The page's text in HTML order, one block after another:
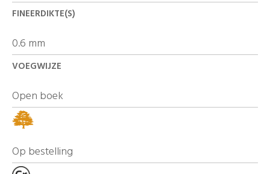
FINEERDIKTE(S)
0.6 mm
VOEGWIJZE
Open boek
Op bestelling